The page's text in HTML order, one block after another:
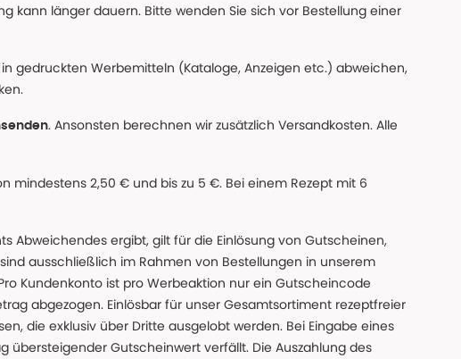
kann länger dauern. Bitte wenden Sie sich vor Bestellung einer
gedruckten Werbemitteln (Kataloge, Anzeigen etc.) abweichen,
. Ansonsten berechnen wir zusätzlich Versandkosten. Alle
mindestens 2,50 € und bis zu 5 €. Bei einem Rezept mit 6
Abweichendes ergibt, gilt für die Einlösung von Gutscheinen,
ausschließlich im Rahmen von Bestellungen in unserem
Kundenkonto ist pro Werbeaktion nur ein Gutscheincode
abgezogen. Einlösbar für unser Gesamtsortiment rezeptfreier
die exklusiv über Dritte ausgelobt werden. Bei Eingabe eines
übersteigender Gutscheinwert verfällt. Die Auszahlung des